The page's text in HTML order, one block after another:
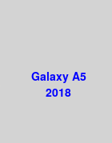
Galaxy A5
2018